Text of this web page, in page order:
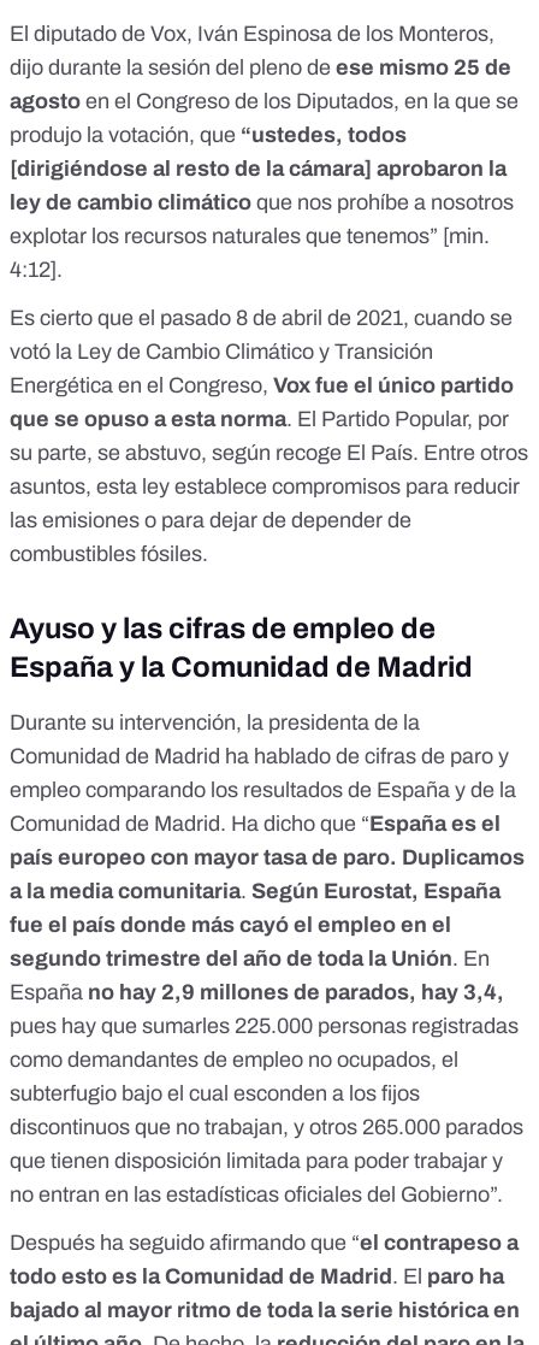
El diputado de Vox, Iván Espinosa de los Monteros,
dijo durante la sesión del pleno de ese mismo 25 de
agosto en el Congreso de los Diputados, en la que se
produjo la votación, que “ustedes, todos
[dirigiéndose al resto de la cámara] aprobaron la
ley de cambio climático que nos prohíbe a nosotros
explotar los recursos naturales que tenemos” [min.
4:12].
Es cierto que el pasado 8 de abril de 2021, cuando se
votó la Ley de Cambio Climático y Transición
Energética en el Congreso, Vox fue el único partido
que se opuso a esta norma. El Partido Popular, por
su parte, se abstuvo, según recoge El País. Entre otros
asuntos, esta ley establece compromisos para reducir
las emisiones o para dejar de depender de
combustibles fósiles.
Ayuso y las cifras de empleo de
España y la Comunidad de Madrid
Durante su intervención, la presidenta de la
Comunidad de Madrid ha hablado de cifras de paro y
empleo comparando los resultados de España y de la
Comunidad de Madrid. Ha dicho que “España es el
país europeo con mayor tasa de paro. Duplicamos
a la media comunitaria. Según Eurostat, España
fue el país donde más cayó el empleo en el
segundo trimestre del año de toda la Unión. En
España no hay 2,9 millones de parados, hay 3,4,
pues hay que sumarles 225.000 personas registradas
como demandantes de empleo no ocupados, el
subterfugio bajo el cual esconden a los fijos
discontinuos que no trabajan, y otros 265.000 parados
que tienen disposición limitada para poder trabajar y
no entran en las estadísticas oficiales del Gobierno”.
Después ha seguido afirmando que “el contrapeso a
todo esto es la Comunidad de Madrid . El paro ha
bajado al mayor ritmo de toda la serie histórica en